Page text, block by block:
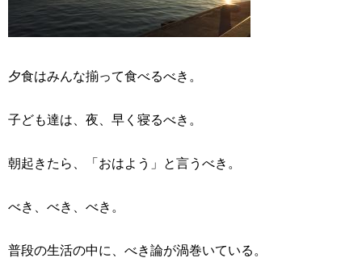
夕食はみんな揃って食べるべき。
子ども達は、夜、早く寝るべき。
朝起きたら、「おはよう」と言うべき。
べき、べき、べき。
普段の生活の中に、べき論が渦巻いている。